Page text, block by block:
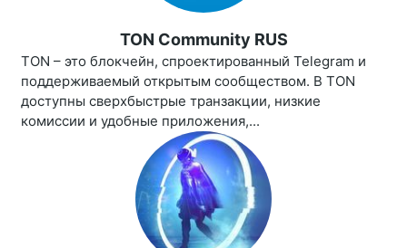
TON Community RUS
TON – это блокчейн, спроектированный Telegram и
поддерживаемый открытым сообществом. В TON
доступны сверхбыстрые транзакции, низкие
комиссии и удобные приложения,...